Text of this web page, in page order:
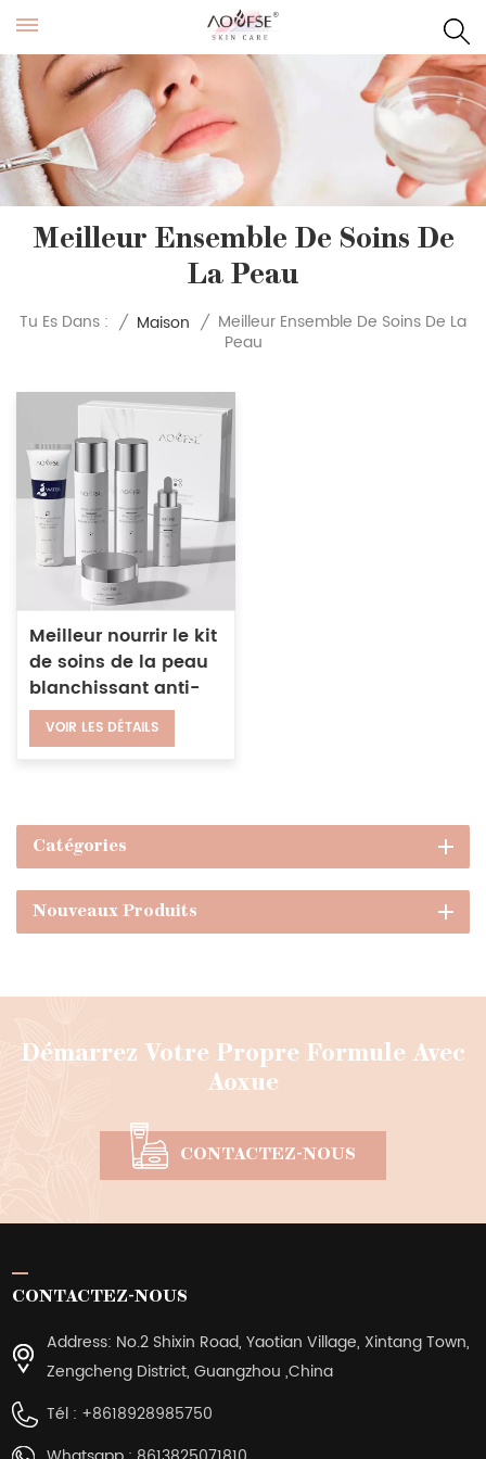
Meilleur Ensemble De Soins De
La Peau
Tu Es Dans : / Maison / Meilleur Ensemble De Soins De La
Peau
Meilleur nourrir le kit
de soins de la peau
blanchissant anti-
âge ensemble de
soins de la peau du
VOIR LES DÉTAILS
Catégories
Nouveaux Produits
Démarrez Votre Propre Formule Avec
Aoxue
CONTACTEZ-NOUS
CONTACTEZ-NOUS
Address: No.2 Shixin Road, Yaotian Village, Xintang Town,
Zengcheng District, Guangzhou ,China
Tél : +8618928985750